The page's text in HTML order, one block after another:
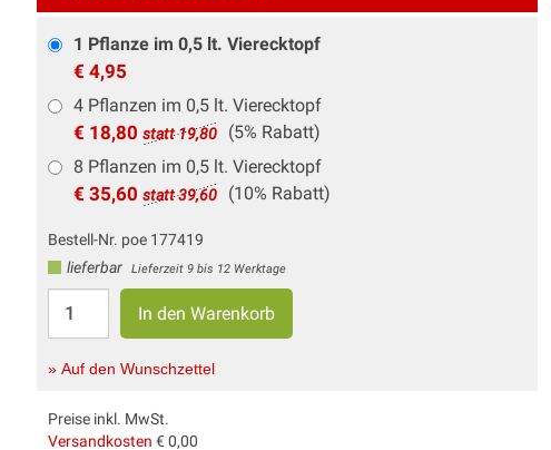
1 Pflanze im 0,5 lt. Vierecktopf
€ 4,95
4 Pflanzen im 0,5 lt. Vierecktopf
€ 18,80 statt 19,80
(5% Rabatt)
8 Pflanzen im 0,5 lt. Vierecktopf
€ 35,60 statt 39,60 (10% Rabatt)
Bestell-Nr. poe 177419
lieferbar
Lieferzeit 9 bis 12 Werktage
» Auf den Wunschzettel
Preise inkl. MwSt.
Versandkosten € 0,00